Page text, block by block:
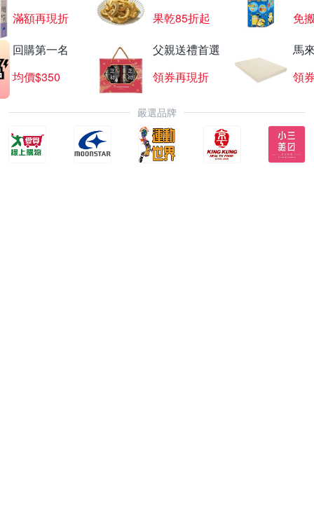
滿額再現折
果乾85折起
免
回購第一名
均價$350
父親送禮首選
領券再現折
馬
領
嚴選品牌